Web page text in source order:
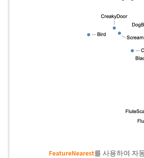
FeatureNearest를 사용하여 자